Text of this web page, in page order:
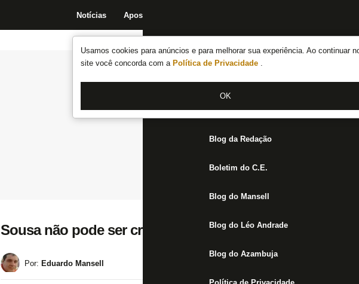
Usamos cookies para anúncios e para melhorar sua experiência. Ao continuar
site você concorda com a Política de Privacidade .
OK
Notícias Apostas
Notícias do Botafogo
Fórum
Jogos
Blog da Redação
Boletim do C.E.
Blog do Mansell
Blog do Léo Andrade
Blog do Azambuja
Sousa não pode ser crucificado no Botafogo. Defesa
Por: Eduardo Mansell